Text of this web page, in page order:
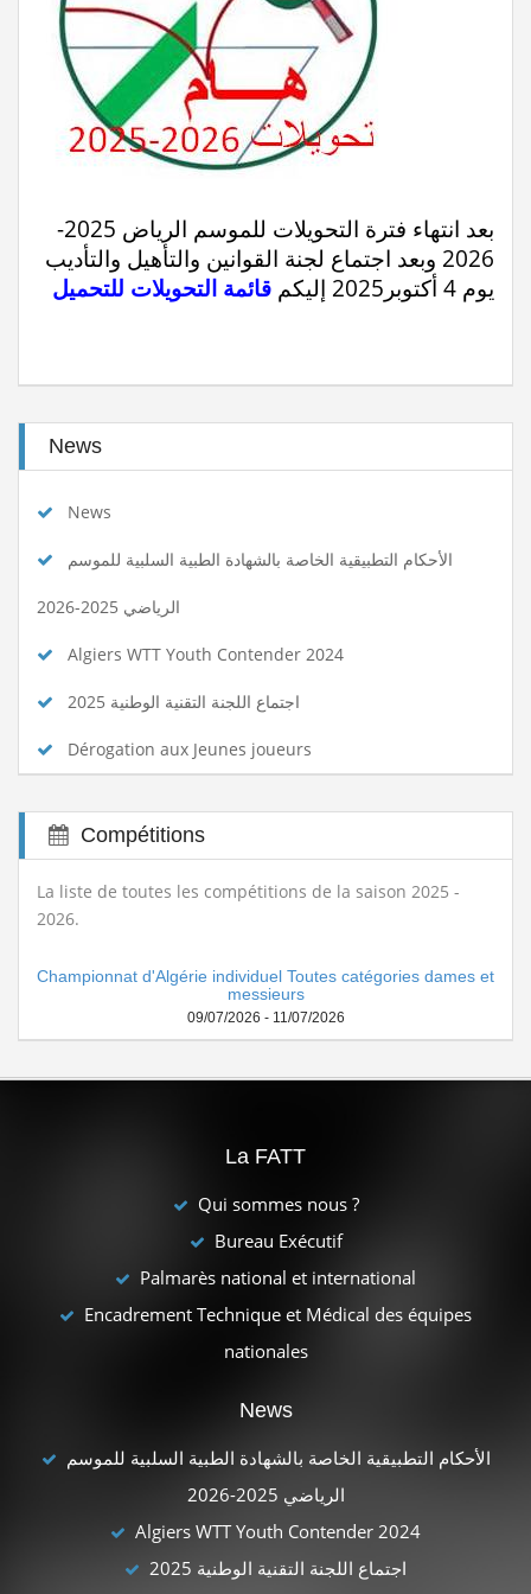
Classement national seniors dames et...
suite
Stage de formation à la faculté des...
المرحلة الجهوية التأهيلية للبطولة...Lire la suite
dispositions pratiques 2025-2026... Lire la suite
بعد انتهاء فترة التحويلات للموسم الرياض 2025-
2026 وبعد اجتماع لجنة القوانين والتأهيل والتأديب
يوم 4 أكتوبر2025 إليكم
قائمة التحويلات للتحميل
News
News
الأحكام التطبيقية الخاصة بالشهادة الطبية السلبية للموسم
الرياضي 2025-2026
Algiers WTT Youth Contender 2024
اجتماع اللجنة التقنية الوطنية 2025
Dérogation aux Jeunes joueurs
Compétitions
La liste de toutes les compétitions de la saison 2025 -
2026.
Championnat d'Algérie individuel Toutes catégories dames et
messieurs
09/07/2026 - 11/07/2026
La FATT
Qui sommes nous ?
Bureau Exécutif
Palmarès national et international
Encadrement Technique et Médical des équipes
nationales
News
الأحكام التطبيقية الخاصة بالشهادة الطبية السلبية للموسم
الرياضي 2025-2026
Algiers WTT Youth Contender 2024
اجتماع اللجنة التقنية الوطنية 2025